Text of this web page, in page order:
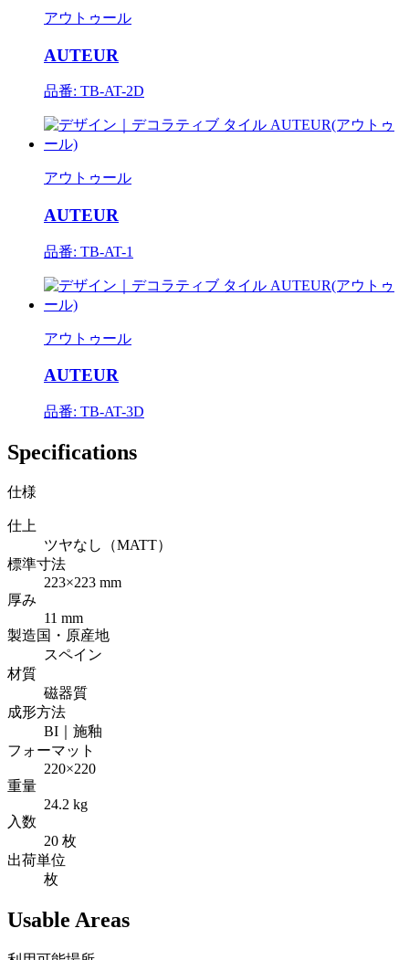
アウトゥール
AUTEUR
品番: TB-AT-2D
アウトゥール
AUTEUR
品番: TB-AT-1
アウトゥール
AUTEUR
品番: TB-AT-3D
Specifications
仕様
仕上
ツヤなし（MATT）
標準寸法
223×223 mm
厚み
11 mm
製造国・原産地
スペイン
材質
磁器質
成形方法
BI｜施釉
フォーマット
220×220
重量
24.2 kg
入数
20 枚
出荷単位
枚
Usable Areas